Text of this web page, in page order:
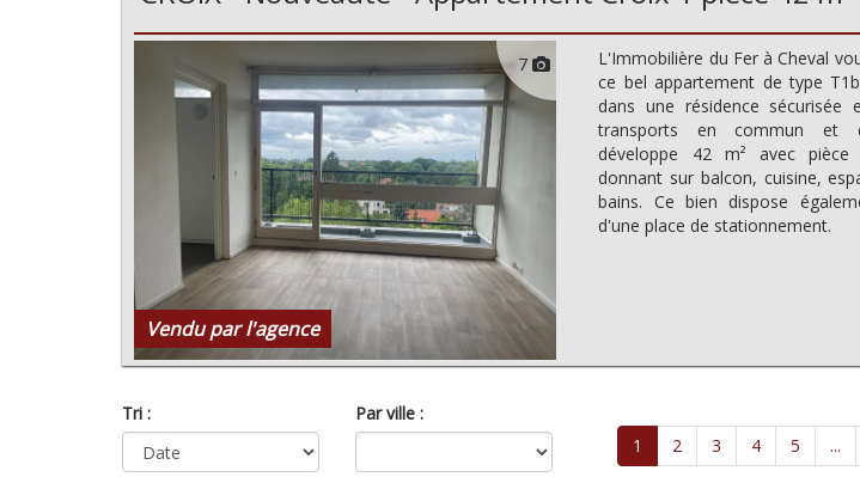
7
Vendu par l'agence
L'Immobilière du Fer à Cheval
ce bel appartement de type
dans une résidence sécurisée
transports en commun et
développe 42 m² avec
donnant sur balcon, cuisine,
bains. Ce bien dispose
d'une place de stationnement.
Tri :
Par ville :
1
2 3 4 5 ...